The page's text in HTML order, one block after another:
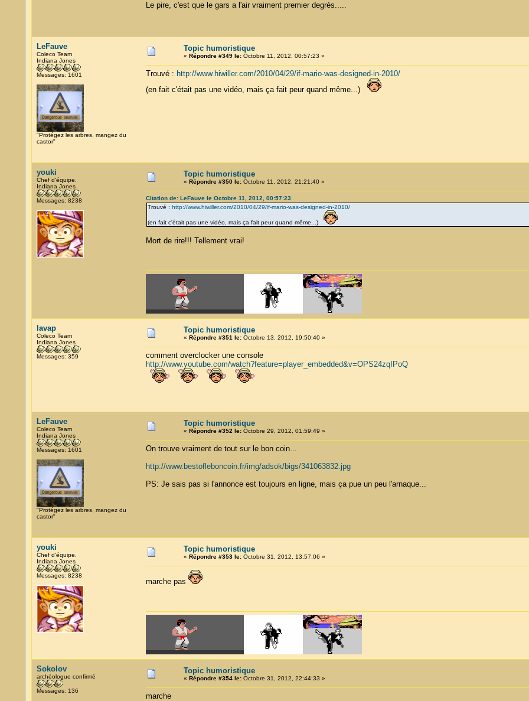
Le pire, c'est que le gars a l'air vraiment premier degrés.....
LeFauve
Coleco Team
Indiana Jones
Messages: 1601
"Protégez les arbres, mangez du
castor"
Topic humoristique
« Répondre #349 le:Octobre 11, 2012, 00:57:23 »
Trouvé : http://www.hiwiller.com/2010/04/29/if-mario-was-designed-in-2010/
(en fait c'était pas une vidéo, mais ça fait peur quand même...)
youki
Chef d'équipe.
Indiana Jones
Messages: 8238
Topic humoristique
« Répondre #350 le:Octobre 11, 2012, 21:21:40 »
Citation de: LeFauve le Octobre 11, 2012, 00:57:23
Trouvé : http://www.hiwiller.com/2010/04/29/if-mario-was-designed-in-2010/
(en fait c'était pas une vidéo, mais ça fait peur quand même...)
Mort de rire!!! Tellement vrai!
lavap
Coleco Team
Indiana Jones
Messages: 359
Topic humoristique
« Répondre #351 le:Octobre 13, 2012, 19:50:40 »
comment overclocker une console
http://www.youtube.com/watch?feature=player_embedded&v=OPS24zqIPoQ
LeFauve
Coleco Team
Indiana Jones
Messages: 1601
"Protégez les arbres, mangez du
castor"
Topic humoristique
« Répondre #352 le:Octobre 29, 2012, 01:59:49 »
On trouve vraiment de tout sur le bon coin...
http://www.bestofleboncoin.fr/img/adsok/bigs/341063832.jpg
PS: Je sais pas si l'annonce est toujours en ligne, mais ça pue un peu l'arnaque...
youki
Chef d'équipe.
Indiana Jones
Messages: 8238
Topic humoristique
« Répondre #353 le:Octobre 31, 2012, 13:57:06 »
marche pas
Sokolov
archéologue confirmé
Messages: 136
Topic humoristique
« Répondre #354 le:Octobre 31, 2012, 22:44:33 »
marche